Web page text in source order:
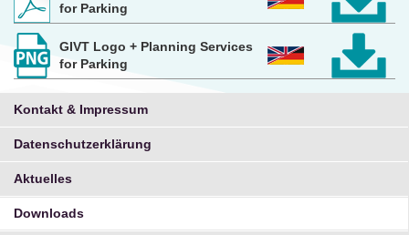
for Parking
GIVT Logo + Planning Services
for Parking
Kontakt & Impressum
Datenschutzerklärung
Aktuelles
Downloads